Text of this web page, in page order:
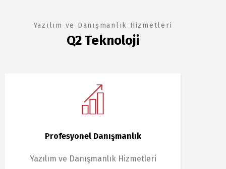
Yazılım ve Danışmanlık Hizmetleri
Q2 Teknoloji
Profesyonel Danışmanlık
Yazılım ve Danışmanlık Hizmetleri